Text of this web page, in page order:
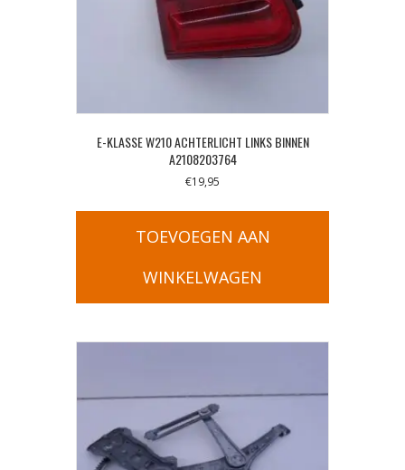
E-KLASSE W210 ACHTERLICHT LINKS BINNEN
A2108203764
€19,95
TOEVOEGEN AAN
WINKELWAGEN